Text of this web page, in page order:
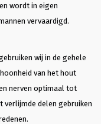
wordt in eigen
vervaardigd.
wij in de gehele
van het hout
nerven optimaal tot
verlijmde delen gebruiken